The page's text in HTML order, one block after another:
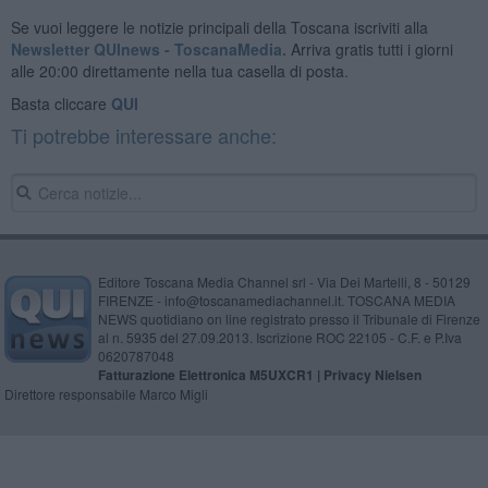
Se vuoi leggere le notizie principali della Toscana iscriviti alla
Newsletter QUInews - ToscanaMedia. Arriva gratis tutti i giorni
alle 20:00 direttamente nella tua casella di posta.
Basta cliccare QUI
Ti potrebbe interessare anche:
Editore Toscana Media Channel srl - Via Dei Martelli, 8 - 50129
FIRENZE - info@toscanamediachannel.it. TOSCANA MEDIA
NEWS quotidiano on line registrato presso il Tribunale di Firenze
al n. 5935 del 27.09.2013. Iscrizione ROC 22105 - C.F. e P.Iva
0620787048
Fatturazione Elettronica M5UXCR1 | Privacy Nielsen
Direttore responsabile Marco Migli